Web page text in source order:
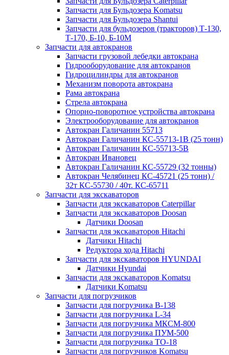
Запчасти для Бульдозера Komatsu
Запчасти для Бульдозера Shantui
Запчасти для бульдозеров (тракторов) Т-130,
Т-170, Б-10, Б-10М
Запчасти для автокранов
Запчасти грузовой лебедки автокрана
Гидрооборудование для автокранов
Гидроцилиндры для автокранов
Механизм поворота автокрана
Рама автокрана
Стрела автокрана
Опорно-поворотное устройства автокрана
Электрооборудование для автокранов
Автокран Галичанин 55713
Автокран Галичанин КС-55713-1В (25 тонн)
Автокран Галичанин КС-55713-5В
Автокран Ивановец
Автокран Галичанин КС-55729 (32 тонны)
Автокран Челябинец КС-45721 (25 тонн) /
32т КС-55730 / 40т. КС-65711
Запчасти для экскаваторов
Запчасти для экскаваторов Caterpillar
Запчасти для экскаваторов Doosan
Датчики Doosan
Запчасти для экскаваторов Hitachi
Датчики Hitachi
Редуктора хода Hitachi
Запчасти для экскаваторов HYUNDAI
Датчики Hyundai
Запчасти для экскаваторов Komatsu
Датчики Komatsu
Запчасти для погрузчиков
Запчасти для погрузчика B-138
Запчасти для погрузчика L-34
Запчасти для погрузчика МКСМ-800
Запчасти для погрузчика ПУМ-500
Запчасти для погрузчика ТО-18
Запчасти для погрузчиков Komatsu